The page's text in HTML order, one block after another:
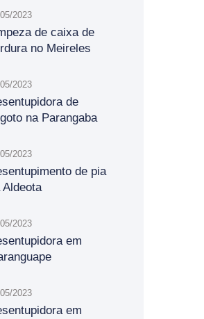
2023
de caixa de
no Meireles
2023
de
na Parangaba
2023
de pia
Aldeota
2023
em
2023
em